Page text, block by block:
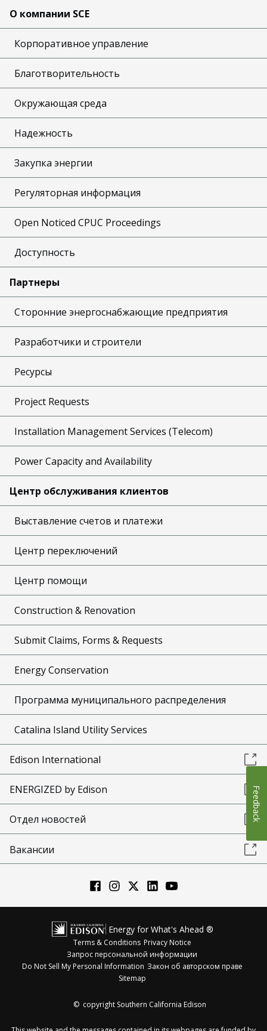
О компании SCE
Корпоративное управление
Благотворительность
Окружающая среда
Надежность
Закупка энергии
Регуляторная информация
Open Noticed CPUC Proceedings
Доступность
Партнеры
Сторонние энергоснабжающие предприятия
Разработчики и строители
Ресурсы
Project Requests
Installation Management Services (Telecom)
Power Capacity and Availability
Центр обслуживания клиентов
Выставление счетов и платежи
Центр переключений
Центр помощи
Construction & Renovation
Submit Claims, Forms & Requests
Energy Conservation
Программа муниципального распределения
Catalina Island Utility Services
Edison International
ENERGIZED by Edison
Отдел новостей
Вакансии
Energy for What's Ahead ®
Terms & Conditions Privacy Notice
Запрос персональной информации
Do Not Sell My Personal Information Закон об авторском праве
Sitemap
© copyright Southern California Edison
Feedback